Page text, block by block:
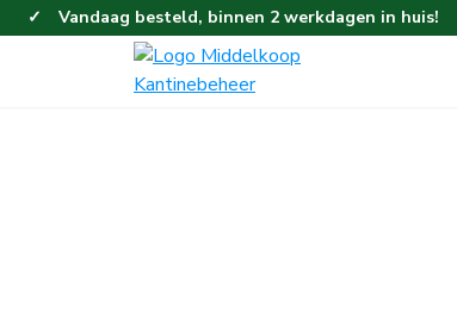
Vandaag besteld, binnen 2 werkdagen in huis!
Eenvoudig en gemakkelijk bestellen!
Gratis thuisbezorgd vanaf 100,-!